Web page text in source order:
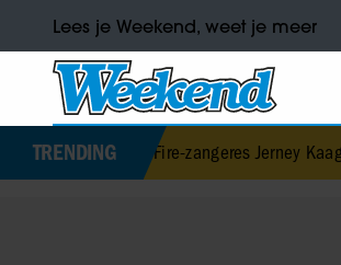
Lees je Weekend, weet je meer
TRENDING
& Fire-zangeres Jerney Kaagman (79)